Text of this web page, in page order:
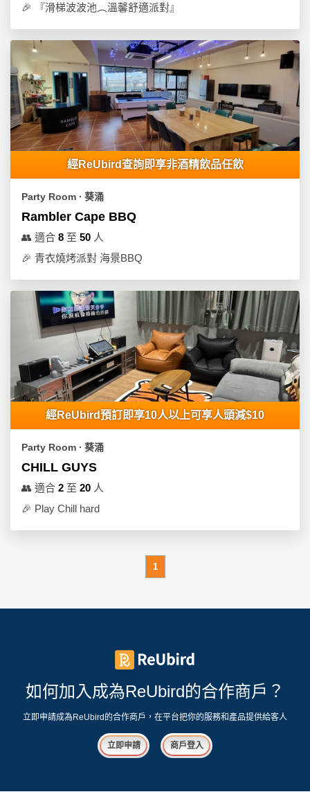
🎉
『滑梯波波池︵溫馨舒適派對』
經ReUbird查詢即享非酒精飲品任飲
Party Room ∙ 葵涌
Rambler Cape BBQ
👥 適合 8 至 50 人
🎉 青衣燒烤派對 海景BBQ
經ReUbird預訂即享10人以上可享人頭減$10
Party Room ∙ 葵涌
CHILL GUYS
👥 適合 2 至 20 人
🎉 Play Chill hard
1
如何加入成為ReUbird的合作商戶？
立即申請成為ReUbird的合作商戶，在平台把你的服務和產品提供給客人
立即申請 商戶登入